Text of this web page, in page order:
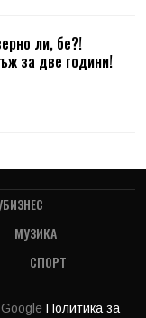
ли, бе?!
за две години!
МУЗИКА
СПОРТ
Политика за